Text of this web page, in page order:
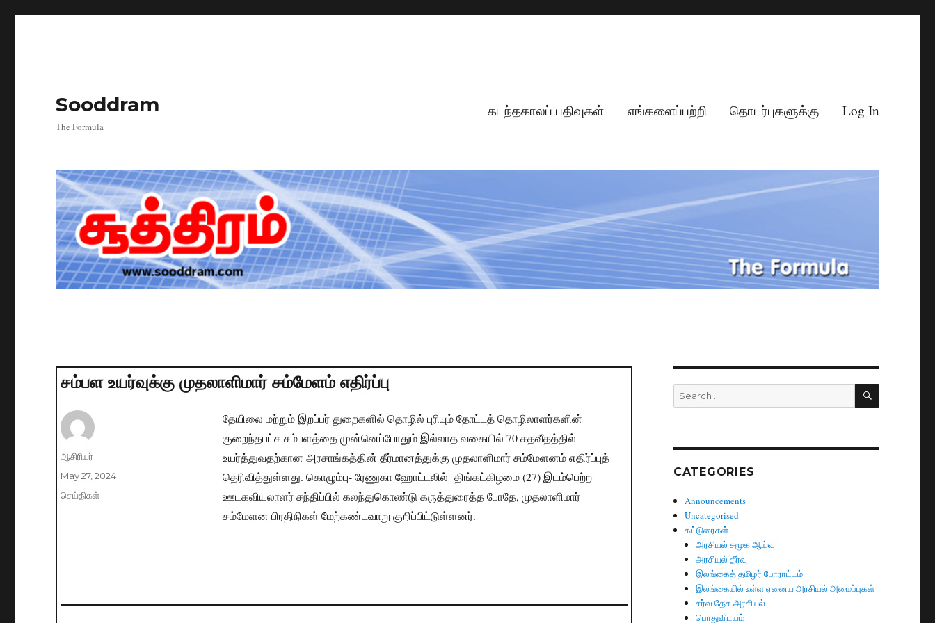
Sooddram
The Formula
கடந்தகாலப் பதிவுகள் எங்களைப்பற்றி தொடர்புகளுக்கு Log In
சம்பள உயர்வுக்கு முதலாளிமார் சம்மேளம் எதிர்ப்பு
தேயிலை மற்றும் இறப்பர் துறைகளில் தொழில் புரியும் தோட்டத் தொழிலாளர்களின்
குறைந்தபட்ச சம்பளத்தை முன்னெப்போதும் இல்லாத வகையில் 70 சதவீதத்தில்
உயர்த்துவதற்கான அரசாங்கத்தின் தீர்மானத்துக்கு முதலாளிமார் சம்மேளனம் எதிர்ப்புத்
தெரிவித்துள்ளது. கொழும்பு- ரேணுகா ஹோட்டலில் திங்கட்கிழமை (27) இடம்பெற்ற
ஊடகவியலாளர் சந்திப்பில் கலந்துகொண்டு கருத்துரைத்த போதே, முதலாளிமார்
சம்மேளன பிரதிநிகள் மேற்கண்டவாறு குறிப்பிட்டுள்ளனர்.
Author
ஆசிரியர்
Posted
on
May 27, 2024
Categories
செய்திகள்
Search
for:
SEARCH
CATEGORIES
Announcements
Uncategorised
கட்டுரைகள்
அரசியல் சமூக ஆய்வு
அரசியல் தீர்வு
இலங்கைத் தமிழர் போராட்டம்
இலங்கையில் உள்ள ஏனைய அரசியல் அமைப்புகள்
சர்வ தேச அரசியல்
பொதுவிடயம்